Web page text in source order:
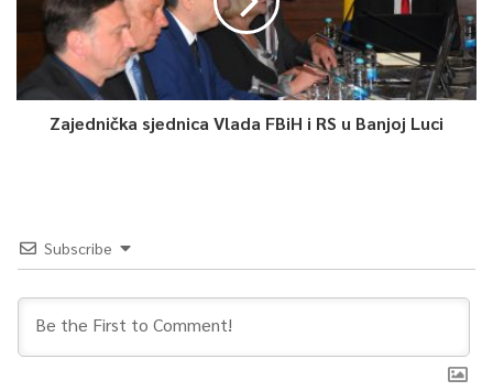
Mladi vezista je još dodao da je primljen na najbolji način u
timu i da ima čast nastupati u državnom dresu BiH.
dam najbolje od sebe. Debitovao sam za U-18 selekciju protiv
U-19 i U-21 selekcije. Za mene nije bilo dileme, ovdje pripadam i
Zajednička sjednica Vlada FBiH i RS u Banjoj Luci
Subscribe